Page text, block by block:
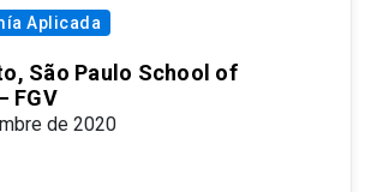
Aplicada
São Paulo School of
FGV
de 2020